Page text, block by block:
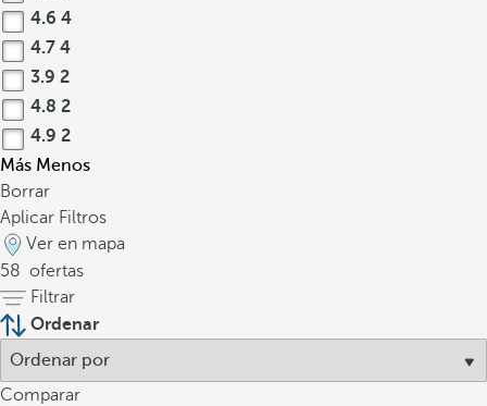
4.6 4
4.7 4
3.9 2
4.8 2
4.9 2
Más Menos
Borrar
Aplicar Filtros
Ver en mapa
58 ofertas
Filtrar
Ordenar
Comparar